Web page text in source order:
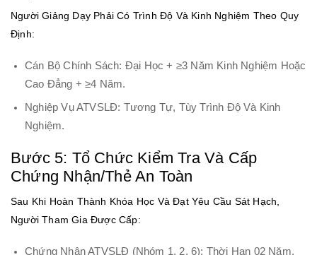
Người Giảng Dạy Phải Có Trình Độ Và Kinh Nghiệm Theo Quy
Định:
Cán Bộ Chính Sách: Đại Học + ≥3 Năm Kinh Nghiệm Hoặc
Cao Đẳng + ≥4 Năm.
Nghiệp Vụ ATVSLĐ: Tương Tự, Tùy Trình Độ Và Kinh
Nghiệm.
Bước 5: Tổ Chức Kiểm Tra Và Cấp
Chứng Nhận/thẻ An Toàn
Sau Khi Hoàn Thành Khóa Học Và Đạt Yêu Cầu Sát Hạch,
Người Tham Gia Được Cấp:
Chứng Nhận ATVSLĐ (nhóm 1, 2, 6): Thời Hạn 02 Năm.